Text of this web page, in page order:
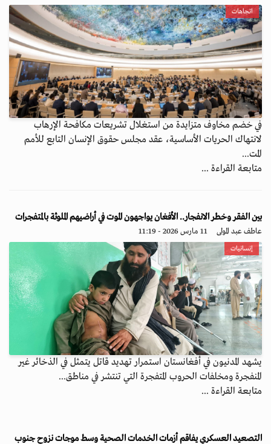
اتجاهات
في خضم مخاوف متزايدة من استغلال تشريعات مكافحة الإرهاب
لانتهاك الحريات الأساسية، عقد مجلس حقوق الإنسان التابع للأمم
المت...
متابعة القراءة ...
بين الفقر وخطر الانفجار.. الأفغان يواجهون الموت في أراضيهم الملوثة بالمتفجرات
عاطف عبد المولى 11 مارس 2026 - 11:19
إنسانيات
يشهد المدنيون في أفغانستان استمرار تهديد قاتل يتمثل في الذخائر غير
المنفجرة ومخلفات الحروب المتفجرة التي تنتشر في مناطق...
متابعة القراءة ...
التصعيد العسكري يفاقم أزمات الخدمات الصحية وسط موجات نزوح جنوب